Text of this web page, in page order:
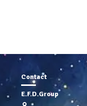
Contact
E.F.D.Group